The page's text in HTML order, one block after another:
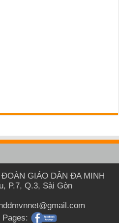
GIÁO DÂN ĐA MINH
P.7, Q.3, Sài Gòn
Pages: